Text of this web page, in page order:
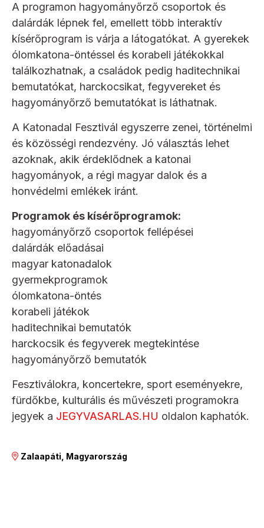
A programon hagyományőrző csoportok és
dalárdák lépnek fel, emellett több interaktív
kísérőprogram is várja a látogatókat. A gyerekek
ólomkatona-öntéssel és korabeli játékokkal
találkozhatnak, a családok pedig haditechnikai
bemutatókat, harckocsikat, fegyvereket és
hagyományőrző bemutatókat is láthatnak.
A Katonadal Fesztivál egyszerre zenei, történelmi
és közösségi rendezvény. Jó választás lehet
azoknak, akik érdeklődnek a katonai
hagyományok, a régi magyar dalok és a
honvédelmi emlékek iránt.
Programok és kísérőprogramok:
hagyományőrző csoportok fellépései
dalárdák előadásai
magyar katonadalok
gyermekprogramok
ólomkatona-öntés
korabeli játékok
haditechnikai bemutatók
harckocsik és fegyverek megtekintése
hagyományőrző bemutatók
Fesztiválokra, koncertekre, sport eseményekre,
fürdőkbe, kulturális és művészeti programokra
jegyek a JEGYVASARLAS.HU oldalon kaphatók.
Zalaapáti, Magyarország